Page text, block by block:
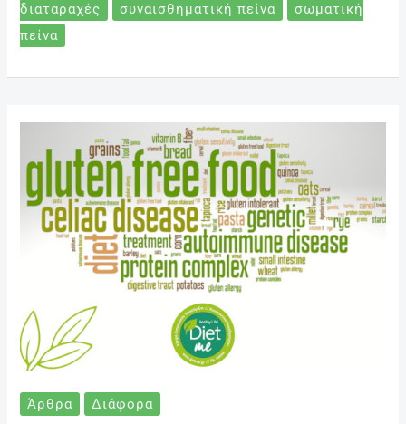
διαταραχές
συναισθηματική πείνα
σωματική
πείνα
Άρθρα Διάφορα